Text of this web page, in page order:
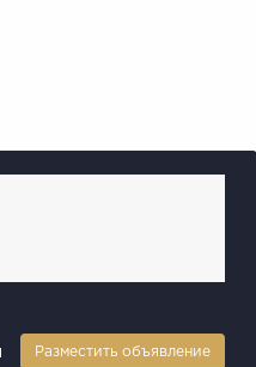
Разместить объявление